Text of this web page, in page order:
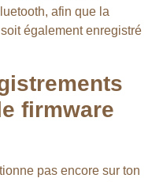
afin que la
également enregistré
firmware
pas encore sur ton